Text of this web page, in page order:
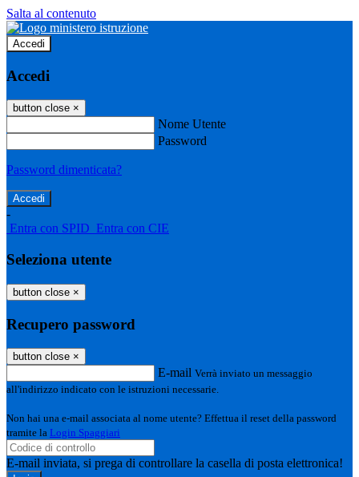
Salta al contenuto
Accedi
Accedi
button close ×
Nome Utente
Password
Password dimenticata?
-
Entra con SPID Entra con CIE
Seleziona utente
button close ×
Recupero password
button close ×
E-mail Verrà inviato un messaggio
all'indirizzo indicato con le istruzioni necessarie.
Non hai una e-mail associata al nome utente? Effettua il reset della password
tramite la Login Spaggiari
E-mail inviata, si prega di controllare la casella di posta elettronica!